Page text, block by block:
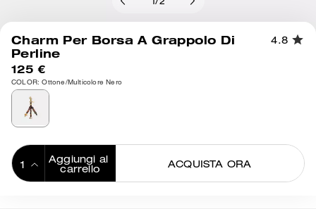
/2
Charm Per Borsa A Grappolo Di
Perline
4.8
125 €
COLOR: Ottone/Multicolore Nero
Aggiungi al
carrello
ACQUISTA ORA